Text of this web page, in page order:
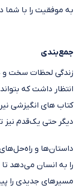
به موفقیت را با شما
جمع‌بندی
زندگی لحظات سخت و
انتظار داشت که
کتاب های انگیزشی
دیگر حتی یک‌قدم نیز
داستان‌ها و
را به انسان می‌دهد
مسیر‌های جدیدی را